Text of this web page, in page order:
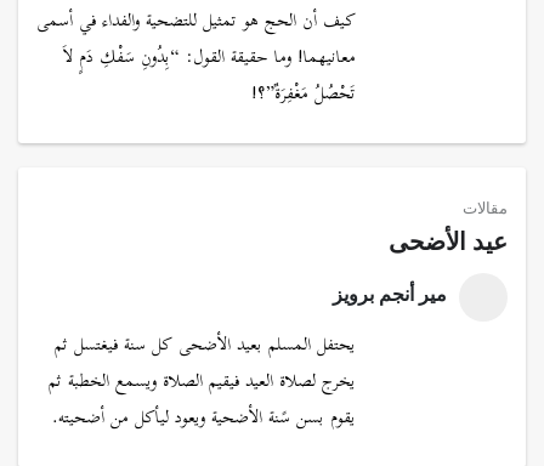
كيف أن الحج هو تمثيل للتضحية والفداء في أسمى
معانيهما! وما حقيقة القول: “بِدُونِ سَفْكِ دَمٍ لاَ
تَحْصُلُ مَغْفِرَةٌ”؟!
مقالات
عيد الأضحى
مير أنجم برويز
يحتفل المسلم بعيد الأضحى كل سنة فيغتسل ثم
يخرج لصلاة العيد فيقيم الصلاة ويسمع الخطبة ثم
يقوم بسن سًنة الأضحية ويعود ليأكل من أضحيته.